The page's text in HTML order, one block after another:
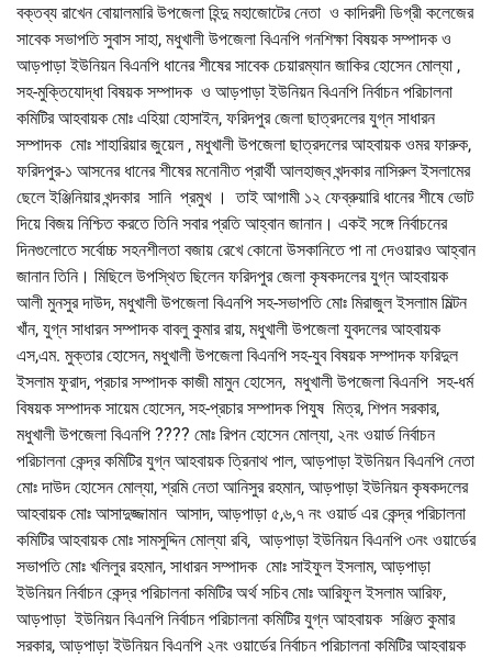
বক্তব্য রাখেন বোয়ালমারি উপজেলা হিন্দু মহাজোটের নেতা ও কাদিরদী ডিগ্রী কলেজের
সাবেক সভাপতি সুবাস সাহা, মধুখালী উপজেলা বিএনপি গনশিক্ষা বিষয়ক সম্পাদক ও
আড়পাড়া ইউনিয়ন বিএনপি ধানের শীষের সাবেক চেয়ারম্যান জাকির হোসেন মোল্যা ,
সহ-মুক্তিযোদ্ধা বিষয়ক সম্পাদক ও আড়পাড়া ইউনিয়ন বিএনপি নির্বাচন পরিচালনা
কমিটির আহবায়ক মোঃ এহিয়া হোসাইন, ফরিদপুর জেলা ছাত্রদলের যুগ্ন সাধারন
সম্পাদক মোঃ শাহারিয়ার জুয়েল , মধুখালী উপজেলা ছাত্রদলের আহবায়ক ওমর ফারুক,
ফরিদপুর-১ আসনের ধানের শীষের মনোনীত প্রার্থী আলহাজ্ব খন্দকার নাসিরুল ইসলামের
ছেলে ইঞ্জিনিয়ার খন্দকার সানি প্রমুখ । তাই আগামী ১২ ফেব্রুয়ারি ধানের শীষে ভোট
দিয়ে বিজয় নিশ্চিত করতে তিনি সবার প্রতি আহ্বান জানান। একই সঙ্গে নির্বাচনের
দিনগুলোতে সর্বোচ্চ সহনশীলতা বজায় রেখে কোনো উসকানিতে পা না দেওয়ারও আহ্বান
জানান তিনি। মিছিলে উপস্থিত ছিলেন ফরিদপুর জেলা কৃষকদলের যুগ্ন আহবায়ক
আলী মুনসুর দাউদ, মধুখালী উপজেলা বিএনপি সহ-সভাপতি মোঃ মিরাজুল ইসলাাম মিল্টন
খাঁন, যুগ্ন সাধারন সম্পাদক বাবলু কুমার রায়, মধুখালী উপজেলা যুবদলের আহবায়ক
এস,এম. মুক্তার হোসেন, মধুখালী উপজেলা বিএনপি সহ-যুব বিষয়ক সম্পাদক ফরিদুল
ইসলাম ফুরাদ, প্রচার সম্পাদক কাজী মামুন হোসেন, মধুখালী উপজেলা বিএনপি সহ-ধর্ম
বিষয়ক সম্পাদক সায়েম হোসেন, সহ-প্রচার সম্পাদক পিযুষ মিত্র, শিপন সরকার,
মধুখালী উপজেলা বিএনপি ???? মোঃ রিপন হোসেন মোল্যা, ২নং ওয়ার্ড নির্বাচন
পরিচালনা কেন্দ্র কমিটির যুগ্ন আহবায়ক ত্রিনাথ পাল, আড়পাড়া ইউনিয়ন বিএনপি নেতা
মোঃ দাউদ হোসেন মোল্যা, শ্রমি নেতা আনিসুর রহমান, আড়পাড়া ইউনিয়ন কৃষকদলের
আহবায়ক মোঃ আসাদুজ্জামান আসাদ, আড়পাড়া ৫,৬,৭ নং ওয়ার্ড এর কেন্দ্র পরিচালনা
কমিটির আহবায়ক মোঃ সামসুদ্দিন মোল্যা রবি, আড়পাড়া ইউনিয়ন বিএনপি ৩নং ওয়ার্ডের
সভাপতি মোঃ খলিলুর রহমান, সাধারন সম্পাদক মোঃ সাইফুল ইসলাম, আড়পাড়া
ইউনিয়ন নির্বাচন কেন্দ্র পরিচালনা কমিটির অর্থ সচিব মোঃ আরিফুল ইসলাম আরিফ,
আড়পাড়া ইউনিয়ন বিএনপি নির্বাচন পরিচালনা কমিটির যুগ্ন আহবায়ক সঞ্জিত কুমার
সরকার, আড়পাড়া ইউনিয়ন বিএনপি ২নং ওয়ার্ডের নির্বাচন পরিচালনা কমিটির আহবায়ক